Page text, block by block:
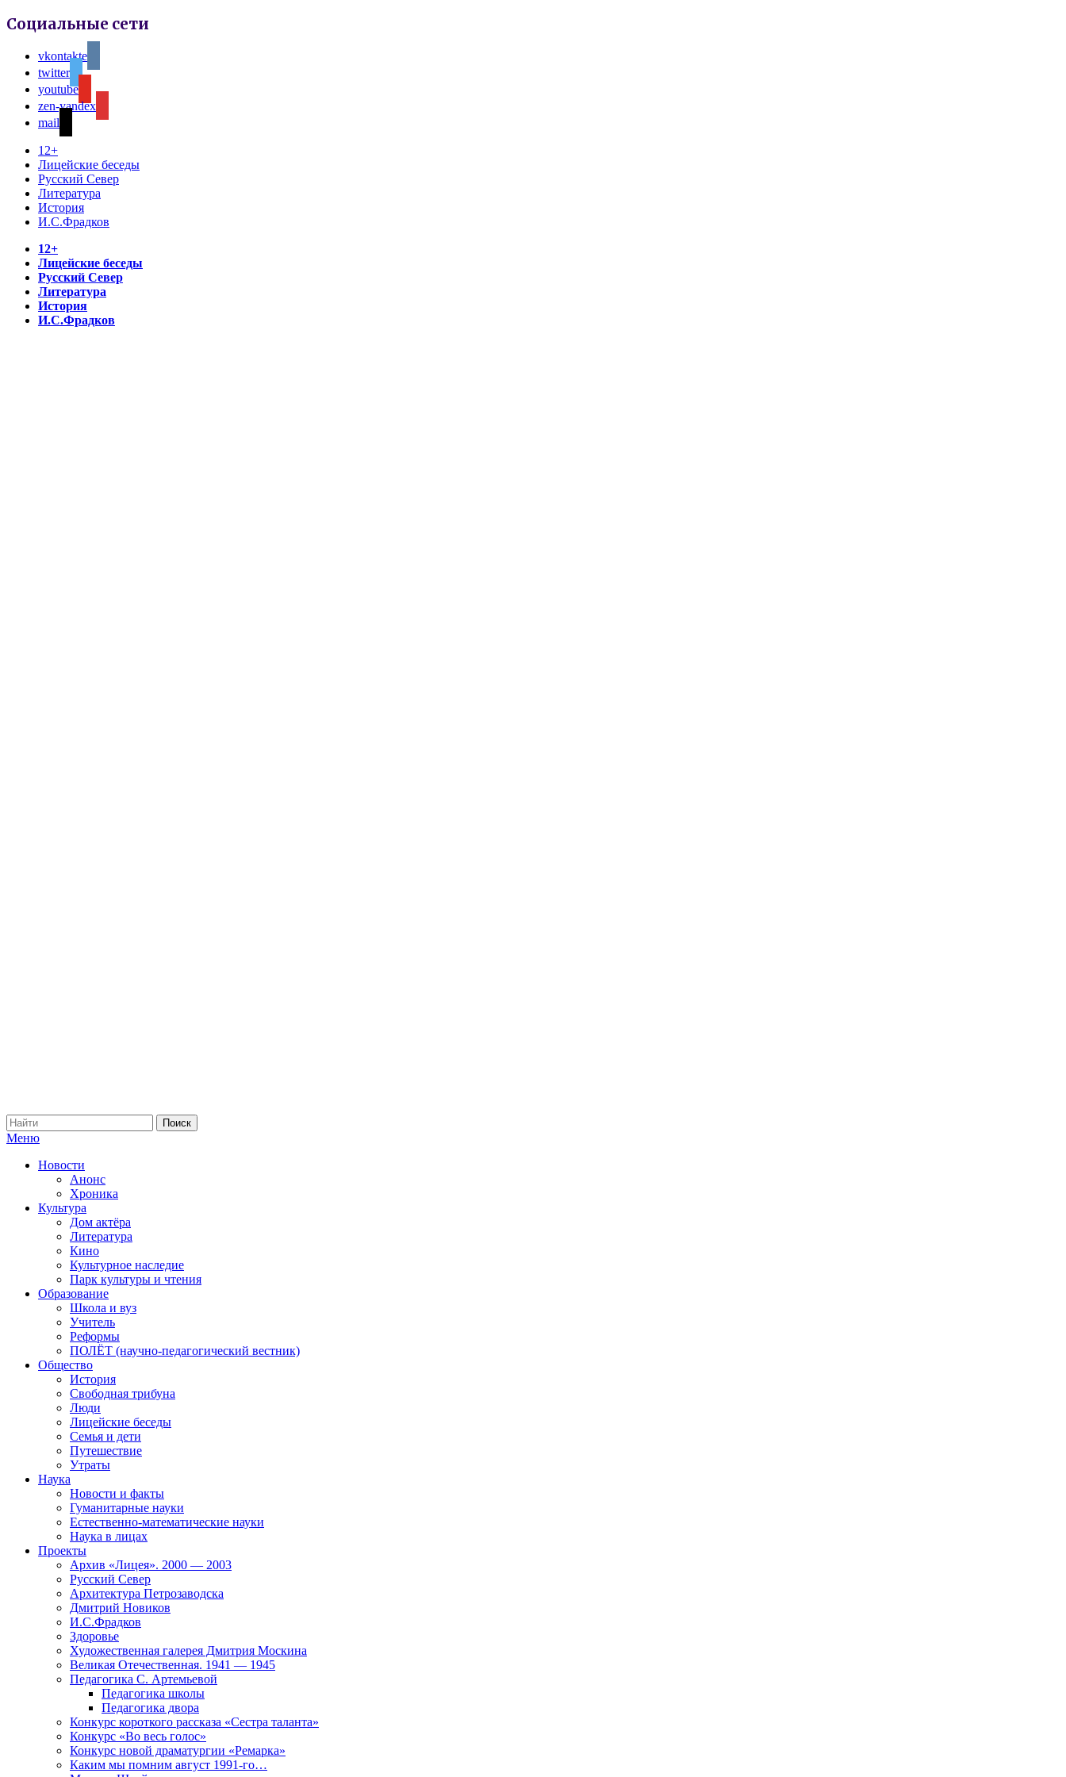
Социальные сети
vkontakte
twitter
youtube
zen-yandex
mail
12+
Лицейские беседы
Русский Север
Литература
История
И.С.Фрадков
12+
Лицейские беседы
Русский Север
Литература
История
И.С.Фрадков
Меню
Новости
Анонс
Хроника
Культура
Дом актёра
Литература
Кино
Культурное наследие
Парк культуры и чтения
Образование
Школа и вуз
Учитель
Реформы
ПОЛЁТ (научно-педагогический вестник)
Общество
История
Свободная трибуна
Люди
Лицейские беседы
Семья и дети
Путешествие
Утраты
Наука
Новости и факты
Гуманитарные науки
Естественно-математические науки
Наука в лицах
Проекты
Архив «Лицея». 2000 — 2003
Русский Север
Архитектура Петрозаводска
Дмитрий Новиков
И.С.Фрадков
Здоровье
Художественная галерея Дмитрия Москина
Великая Отечественная. 1941 — 1945
Педагогика С. Артемьевой
Педагогика школы
Педагогика двора
Конкурс короткого рассказа «Сестра таланта»
Конкурс «Во весь голос»
Конкурс новой драматургии «Ремарка»
Каким мы помним август 1991-го…